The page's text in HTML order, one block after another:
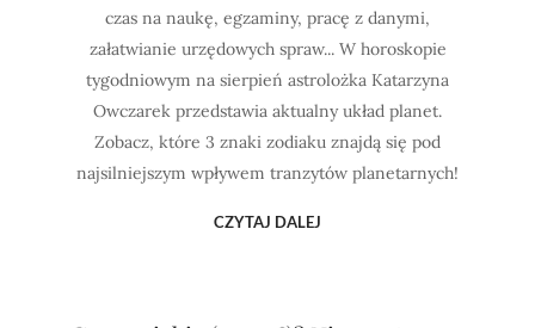
czas na naukę, egzaminy, pracę z danymi,
załatwianie urzędowych spraw... W horoskopie
tygodniowym na sierpień astrolożka Katarzyna
Owczarek przedstawia aktualny układ planet.
Zobacz, które 3 znaki zodiaku znajdą się pod
najsilniejszym wpływem tranzytów planetarnych!
CZYTAJ DALEJ